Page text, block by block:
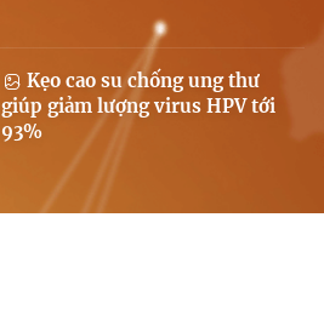
Kẹo cao su chống ung thư
giúp giảm lượng virus HPV tới
93%